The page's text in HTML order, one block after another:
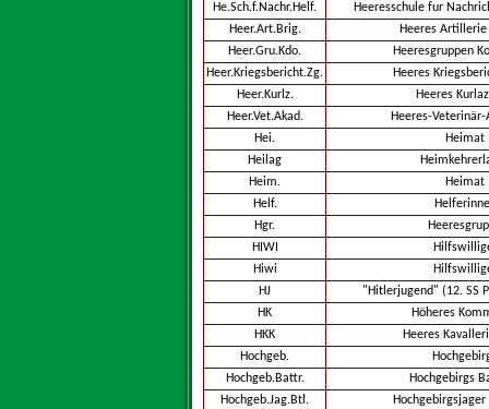
He.Sch.f.Nachr.Helf.
Heeresschule fur
Heer.Art.Brig.
Heeres
Heer.Gru.Kdo.
Heeresgruppen
Heer.Kriegsbericht.Zg.
Heeres
Heer.Kurlz.
Heeres
Heer.Vet.Akad.
Heeres-
Hei.
Heimat
Heilag
Heim.
Heimat
Helf.
Hgr.
HIWI
Hiwi
HJ
"Hitlerjugend" (12. SS
HK
Höheres
HKK
Heeres
Hochgeb.
Hochgeb.Battr.
Hochgebirgs
Hochgeb.Jag.Btl.